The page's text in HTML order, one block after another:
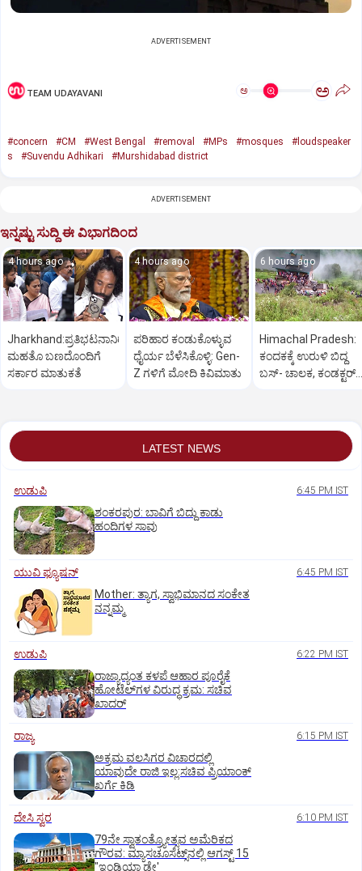
ADVERTISEMENT
TEAM UDAYAVANI ಅ ಅ
#concern #CM #West Bengal #removal #MPs #mosques
#loudspeaker
s
#Suvendu Adhikari #Murshidabad district
ADVERTISEMENT
ಇನ್ನಷ್ಟು ಸುದ್ದಿ ಈ ವಿಭಾಗದಿಂದ
4 hours ago
Jharkhand:ಪ್ರತಿಭಟನಾನಿರತ
ಮಹತೊ ಬಣದೊಂದಿಗೆ
ಸರ್ಕಾರ ಮಾತುಕತೆ
4 hours ago
ಪರಿಹಾರ ಕಂಡುಕೊಳ್ಳುವ
ಧೈರ್ಯ ಬೆಳೆಸಿಕೊಳ್ಳಿ: Gen-
Z ಗಳಿಗೆ ಮೋದಿ ಕಿವಿಮಾತು
6 hours ago
Himachal Pradesh:
ಕಂದಕಕ್ಕೆ ಉರುಳಿ ಬಿದ್ದ
ಬಸ್-‌ ಚಾಲಕ, ಕಂಡಕ್ಟರ್‌
LATEST NEWS
ಉಡುಪಿ 6:45 PM IST
ಶಂಕರಪುರ: ಬಾವಿಗೆ ಬಿದ್ದು ಕಾಡು
ಹಂದಿಗಳ ಸಾವು
ಯುವಿ ಫ್ಯೂಷನ್ 6:45 PM IST
Mother: ತ್ಯಾಗ, ಸ್ವಾಭಿಮಾನದ ಸಂಕೇತ
ನನ್ನಮ್ಮ
ಉಡುಪಿ 6:22 PM IST
ರಾಜ್ಯಾದ್ಯಂತ ಕಳಪೆ ಆಹಾರ ಪೂರೈಕೆ
ಹೋಟೆಲ್‌ಗಳ ವಿರುದ್ಧ ಕ್ರಮ: ಸಚಿವ
ಖಾದರ್
ರಾಜ್ಯ 6:15 PM IST
ಅಕ್ರಮ ವಲಸಿಗರ ವಿಚಾರದಲ್ಲಿ
ಯಾವುದೇ ರಾಜಿ ಇಲ್ಲ:ಸಚಿವ ಪ್ರಿಯಾಂಕ್
ಖರ್ಗೆ ಕಿಡಿ
ದೇಸಿ ಸ್ವರ 6:10 PM IST
79ನೇ ಸ್ವಾತಂತ್ರ್ಯೋತ್ಸವ ಅಮೆರಿಕದ
ಗೌರವ: ಮ್ಯಾಸಚೂಸೆಟ್ಸ್‌ನಲ್ಲಿ ಆಗಸ್ಟ್‌ 15
"ಇಂಡಿಯಾ ಡೇ'